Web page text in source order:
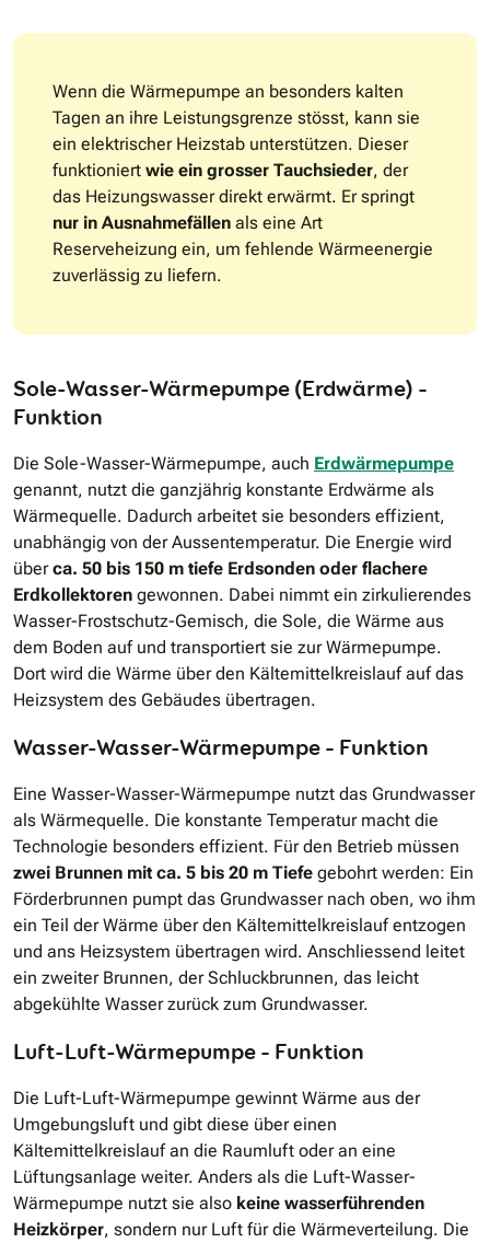
Wenn die Wärmepumpe an besonders kalten
Tagen an ihre Leistungsgrenze stösst, kann sie
ein elektrischer Heizstab unterstützen. Dieser
funktioniert wie ein grosser Tauchsieder, der
das Heizungswasser direkt erwärmt. Er springt
nur in Ausnahmefällen als eine Art
Reserveheizung ein, um fehlende Wärmeenergie
zuverlässig zu liefern.
Sole-Wasser-Wärmepumpe (Erdwärme) –
Funktion
Die Sole-Wasser-Wärmepumpe, auch Erdwärmepumpe
genannt, nutzt die ganzjährig konstante Erdwärme als
Wärmequelle. Dadurch arbeitet sie besonders effizient,
unabhängig von der Aussentemperatur. Die Energie wird
überca. 50 bis 150 m tiefe Erdsonden oder flachere
Erdkollektoren gewonnen. Dabei nimmt ein zirkulierendes
Wasser-Frostschutz-Gemisch, die Sole, die Wärme aus
dem Boden auf und transportiert sie zur Wärmepumpe.
Dort wird die Wärme über den Kältemittelkreislauf auf das
Heizsystem des Gebäudes übertragen.
Wasser-Wasser-Wärmepumpe – Funktion
Eine Wasser-Wasser-Wärmepumpe nutzt das Grundwasser
als Wärmequelle. Die konstante Temperatur macht die
Technologie besonders effizient. Für den Betrieb müssen
zwei Brunnen mit ca. 5 bis 20 m Tiefe gebohrt werden: Ein
Förderbrunnen pumpt das Grundwasser nach oben, wo ihm
ein Teil der Wärme über den Kältemittelkreislauf entzogen
und ans Heizsystem übertragen wird. Anschliessend leitet
ein zweiter Brunnen, der Schluckbrunnen, das leicht
abgekühlte Wasser zurück zum Grundwasser.
Luft-Luft-Wärmepumpe – Funktion
Die Luft-Luft-Wärmepumpe gewinnt Wärme aus der
Umgebungsluft und gibt diese über einen
Kältemittelkreislauf an die Raumluft oder an eine
Lüftungsanlage weiter. Anders als die Luft-Wasser-
Wärmepumpe nutzt sie also keine wasserführenden
Heizkörper, sondern nur Luft für die Wärmeverteilung. Die